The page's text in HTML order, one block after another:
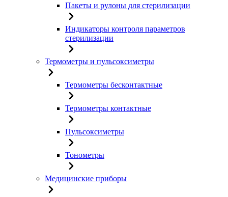
Пакеты и рулоны для стерилизации
Индикаторы контроля параметров
стерилизации
Термометры и пульсоксиметры
Термометры бесконтактные
Термометры контактные
Пульсоксиметры
Тонометры
Медицинские приборы